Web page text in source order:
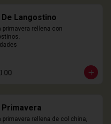
De Langostino
primavera rellena con
Primavera
primavera rellena de col china,